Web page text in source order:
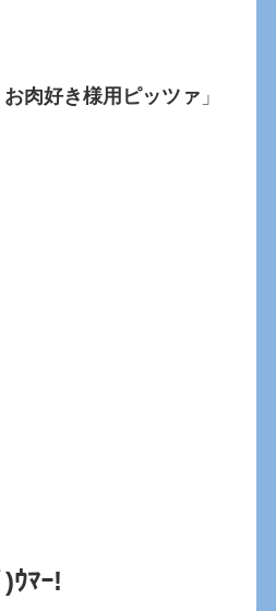
肉好き様用ピッツァ 」
ｳﾏｰ!